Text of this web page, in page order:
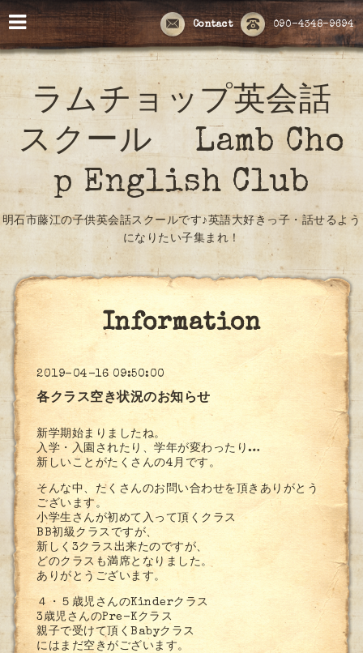
090-4348-9694
Contact
ラムチョップ英会話
スクール Lamb Cho
p English Club
明石市藤江の子供英会話スクールです♪英語大好きっ子・話せるよう
になりたい子集まれ！
Information
2019-04-16 09:50:00
各クラス空き状況のお知らせ
新学期始まりましたね。
入学・入園されたり、学年が変わったり…
新しいことがたくさんの4月です。
そんな中、たくさんのお問い合わせを頂きありがとう
ございます。
小学生さんが初めて入って頂くクラス
BB初級クラスですが、
新しく3クラス出来たのですが、
どのクラスも満席となりました。
ありがとうございます。
４・５歳児さんのKinderクラス
3歳児さんのPre-Kクラス
親子で受けて頂くBabyクラス
にはまだ空きがございます。